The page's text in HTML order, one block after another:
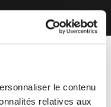
le contenu
relatives aux